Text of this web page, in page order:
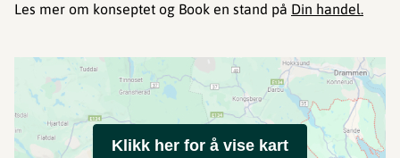
Les mer om konseptet og Book en stand på Din handel.
Klikk her for å vise kart